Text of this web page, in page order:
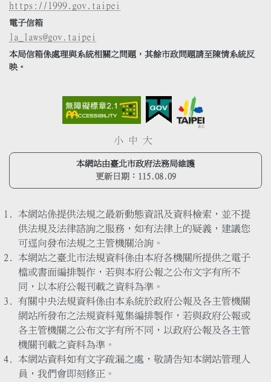
https://1999.gov.taipei
電子信箱
la_laws@gov.taipei
本局信箱係處理與系統相關之問題，其餘市政問題請至陳情系統反
映。
小 中 大
本網站由臺北市政府法務局維護
更新日期： 115.08.09
本網站係提供法規之最新動態資訊及資料檢索，並不提
供法規及法律諮詢之服務，如有法律上的疑義，建議您
可逕向發布法規之主管機關洽詢。
本網站之臺北市法規資料係由本府各機關所提供之電子
檔或書面編排製作，若與本府公報之公布文字有所不
同，以本府公報刊載之資料為準。
有關中央法規資料係由本系統於政府公報及各主管機關
網站所發布之法規資料蒐集編排製作，若與政府公報或
各主管機關之公布文字有所不同，以政府公報及各主管
機關刊載之資料為準。
本網站資料如有文字疏漏之處，敬請告知本網站管理人
員，我們會即刻修正。